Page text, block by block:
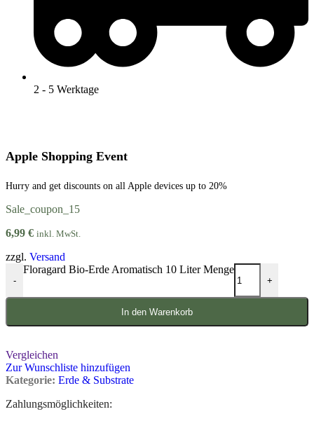
2 - 5 Werktage
Apple Shopping Event
Hurry and get discounts on all Apple devices up to 20%
Sale_coupon_15
6,99 € inkl. MwSt.
zzgl. Versand
-
Floragard Bio-Erde Aromatisch 10 Liter Menge
+
In den Warenkorb
Vergleichen
Zur Wunschliste hinzufügen
Kategorie: Erde & Substrate
Zahlungsmöglichkeiten: